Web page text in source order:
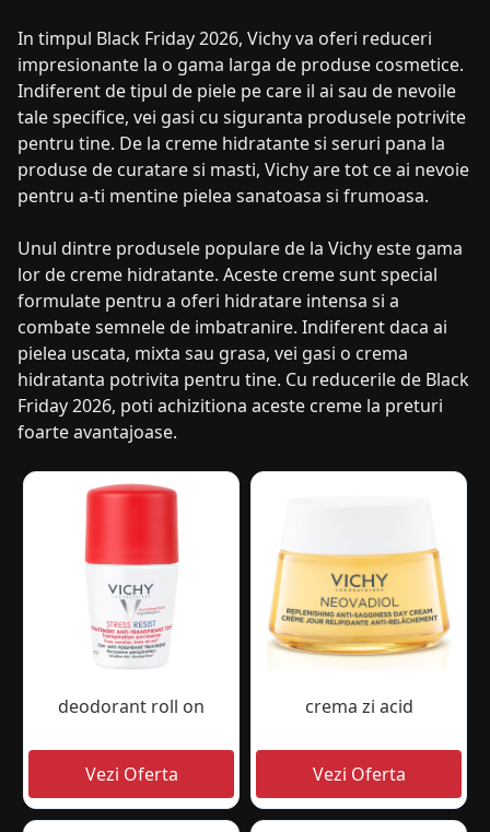
In timpul Black Friday 2026, Vichy va oferi reduceri
impresionante la o gama larga de produse cosmetice.
Indiferent de tipul de piele pe care il ai sau de nevoile
tale specifice, vei gasi cu siguranta produsele potrivite
pentru tine. De la creme hidratante si seruri pana la
produse de curatare si masti, Vichy are tot ce ai nevoie
pentru a-ti mentine pielea sanatoasa si frumoasa.
Unul dintre produsele populare de la Vichy este gama
lor de creme hidratante. Aceste creme sunt special
formulate pentru a oferi hidratare intensa si a
combate semnele de imbatranire. Indiferent daca ai
pielea uscata, mixta sau grasa, vei gasi o crema
hidratanta potrivita pentru tine. Cu reducerile de Black
Friday 2026, poti achizitiona aceste creme la preturi
foarte avantajoase.
deodorant roll on crema zi acid